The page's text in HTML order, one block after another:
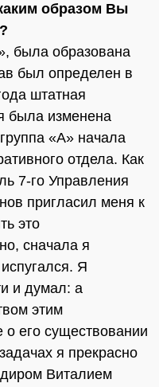
образом Вы
была образована
был определен в
штатная
была изменена
«А» начала
отдела. Как
7-го Управления
пригласил меня к
это
сначала я
Я
и думал: а
этим
его существовании
я прекрасно
Виталием